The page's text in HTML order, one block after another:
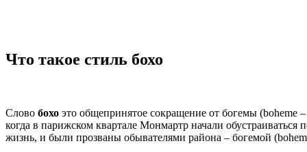
Что такое стиль бохо
Слово бохо это общепринятое сокращение от богемы (boheme
когда в парижском квартале Монмартр начали
жизнь, и были прозваны обывателями района – богемой